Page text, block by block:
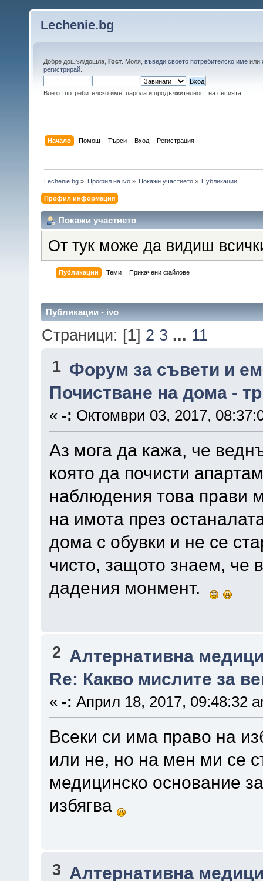
Lechenie.bg
Добре дошъл/дошла, Гост . Моля, въведи своето потребителско име или
регистрирай
Влез с потребителско име, парола и продължителност на сесията
Начало Помощ Търси Вход Регистрация
Lechenie.bg » Профил на ivo» Покажи участието» Публикации
Профил информация
Покажи участието
От тук може да видиш
Публикации Теми Прикачени файлове
Публикации - ivo
Страници: [1] 2 3 ... 11
1 Форум за съвети и
Почистване на дома -
« -: Октомври 03, 2017,
Аз мога да кажа, че
която да почисти
наблюдения това прави
на имота през
дома с обувки и не се
чисто, защото знаем, че
дадения монмент.
2 Алтернативна
Re: Какво мислите за
« -: Април 18, 2017, 09:48:32
Всеки си има право на
или не, но на мен ми се
медицинско основание
избягва
3 Алтернативна